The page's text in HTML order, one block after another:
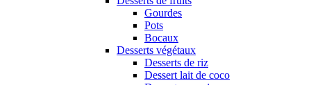
Gourdes
Pots
Bocaux
Desserts végétaux
Desserts de riz
Dessert lait de coco